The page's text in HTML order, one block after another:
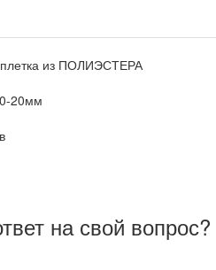
из ПОЛИЭСТЕРА
20мм
на свой вопрос?